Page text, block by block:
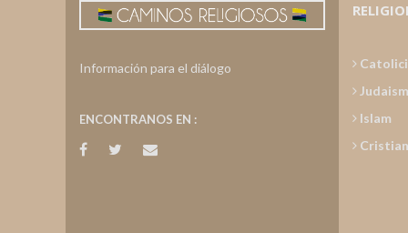
Información para el diálogo
ENCONTRANOS EN :
Islam